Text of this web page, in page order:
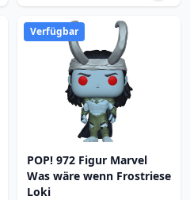
Verfügbar
POP! 972 Figur Marvel
Was wäre wenn Frostriese
Loki